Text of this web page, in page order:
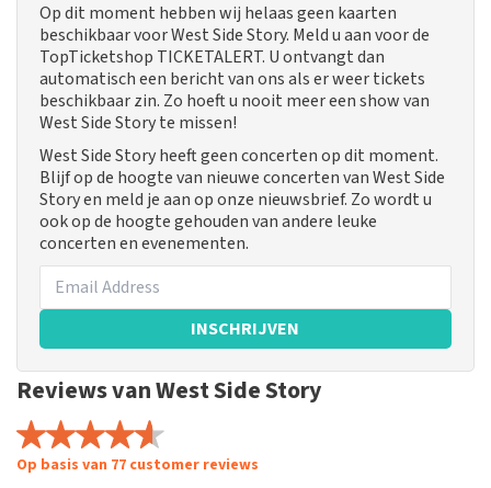
Op dit moment hebben wij helaas geen kaarten
beschikbaar voor West Side Story. Meld u aan voor de
TopTicketshop TICKETALERT. U ontvangt dan
automatisch een bericht van ons als er weer tickets
beschikbaar zin. Zo hoeft u nooit meer een show van
West Side Story te missen!
West Side Story heeft geen concerten op dit moment.
Blijf op de hoogte van nieuwe concerten van West Side
Story en meld je aan op onze nieuwsbrief. Zo wordt u
ook op de hoogte gehouden van andere leuke
concerten en evenementen.
INSCHRIJVEN
Reviews van West Side Story
Op basis van 77 customer reviews